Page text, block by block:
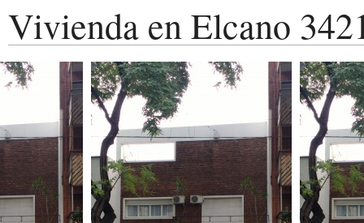
Vivienda en Elcano